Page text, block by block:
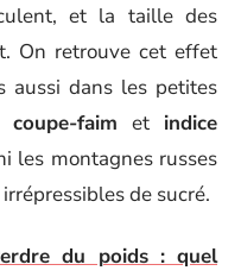
et la taille des
On retrouve cet effet
aussi dans les petites
faim et indice
les montagnes russes
de sucré.
du poids : quel